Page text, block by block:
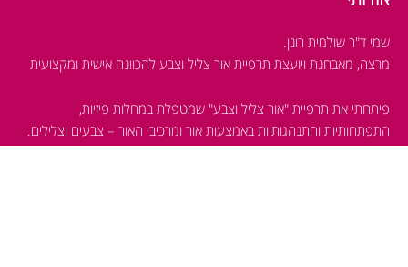
שמי ד"ר שולמית רונן.
מרצה, מאבחנת ויועצת תרפיית אור צליל וצבע להכוונה אישית ומקצועית
פיתחתי את תרפיית "אור צליל וצבע" שמטפלת במחלות פיזיות,
התפתחותיות והתנהגותיותבאמצעות אור ומרכיבי האור – צבעים וצלילים.